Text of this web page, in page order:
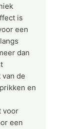
is
een
dan
de
en
voor
een